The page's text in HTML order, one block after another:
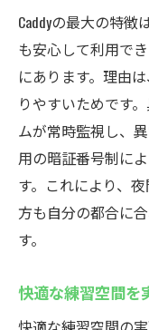
Caddyの最大の特
も安心して利用で
にあります。理由
りやすいためです
ムが常時監視し、
用の暗証番号制に
す。これにより、
方も自分の都合に
す。
快適な練習空間を